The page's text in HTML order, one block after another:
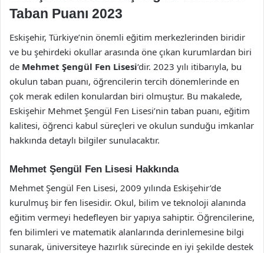
Taban Puanı 2023
Eskişehir, Türkiye’nin önemli eğitim merkezlerinden biridir
ve bu şehirdeki okullar arasında öne çıkan kurumlardan biri
de Mehmet Şengül Fen Lisesi‘dir. 2023 yılı itibarıyla, bu
okulun taban puanı, öğrencilerin tercih dönemlerinde en
çok merak edilen konulardan biri olmuştur. Bu makalede,
Eskişehir Mehmet Şengül Fen Lisesi’nin taban puanı, eğitim
kalitesi, öğrenci kabul süreçleri ve okulun sunduğu imkanlar
hakkında detaylı bilgiler sunulacaktır.
Mehmet Şengül Fen Lisesi Hakkında
Mehmet Şengül Fen Lisesi, 2009 yılında Eskişehir’de
kurulmuş bir fen lisesidir. Okul, bilim ve teknoloji alanında
eğitim vermeyi hedefleyen bir yapıya sahiptir. Öğrencilerine,
fen bilimleri ve matematik alanlarında derinlemesine bilgi
sunarak, üniversiteye hazırlık sürecinde en iyi şekilde destek